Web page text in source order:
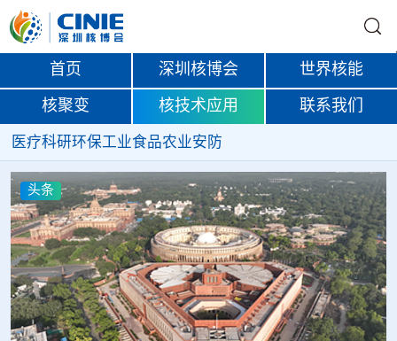
首页 深圳核博会 世界核能
核聚变 核技术应用 联系我们
医疗科研环保工业食品农业安防
头条